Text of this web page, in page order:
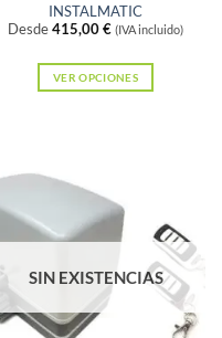
INSTALMATIC
Desde415,00€ (IVA incluido)
VER OPCIONES
variantes.
opciones
se
pueden
SIN EXISTENCIAS